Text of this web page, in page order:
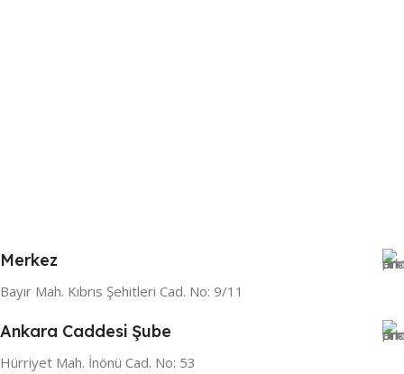
Merkez
Bayır Mah. Kıbrıs Şehitleri Cad. No: 9/11
Ankara Caddesi Şube
Hürriyet Mah. İnönü Cad. No: 53